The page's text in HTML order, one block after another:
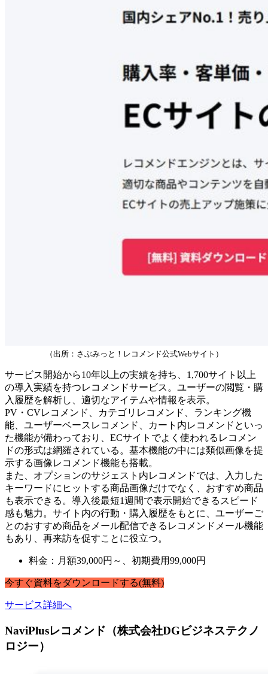
（出所：さぶみっと！レコメンド公式Webサイト）
サービス開始から10年以上の実績を持ち、1,700サイト以上
の導入実績を持つレコメンドサービス。ユーザーの閲覧・購
入履歴を解析し、適切なアイテムや情報を表示。
PV・CVレコメンド、カテゴリレコメンド、ランキング機
能、ユーザーベースレコメンド、カート内レコメンドといっ
た機能が備わっており、ECサイトでよく使われるレコメン
ドの形式は網羅されている。基本機能の中には類似画像を提
示する画像レコメンド機能も搭載。
また、オプションのサジェスト内レコメンドでは、入力した
キーワードにヒットする商品画像だけでなく、おすすめ商品
も表示できる。導入後最短1週間で表示開始できるスピード
感も魅力。サイト内の行動・購入履歴をもとに、ユーザーご
とのおすすめ商品をメール配信できるレコメンドメール機能
もあり、再来訪を促すことに役立つ。
料金：月額39,000円～、初期費用99,000円
今すぐ資料をダウンロードする(無料)
サービス詳細へ
NaviPlusレコメンド（株式会社DGビジネステクノ
ロジー）